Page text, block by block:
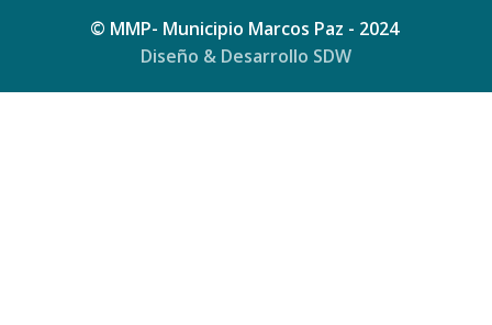
© MMP- Municipio Marcos Paz - 2024
Diseño & Desarrollo SDW